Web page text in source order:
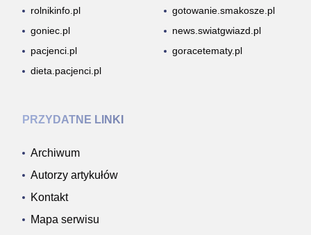
rolnikinfo.pl
gotowanie.smakosze.pl
goniec.pl
news.swiatgwiazd.pl
pacjenci.pl
goracetematy.pl
dieta.pacjenci.pl
PRZYDATNE LINKI
Archiwum
Autorzy artykułów
Kontakt
Mapa serwisu